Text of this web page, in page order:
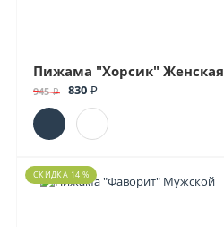
Пижама "Хорсик" Женская
945 ₽ 830 ₽
СКИДКА 14 %